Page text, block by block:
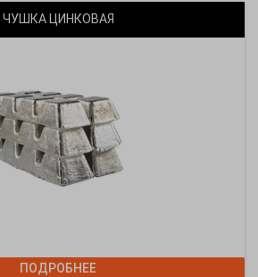
ЧУШКА ЦИНКОВАЯ
ПОДРОБНЕЕ